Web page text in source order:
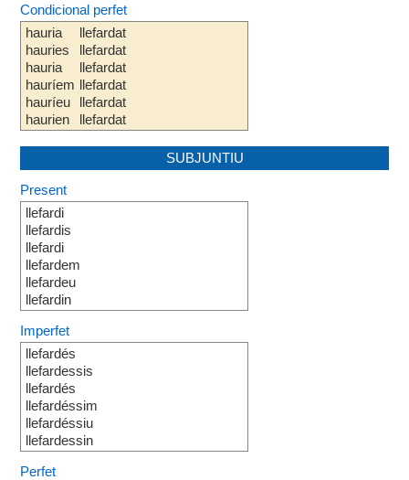
Condicional perfet
hauria
hauries
hauria
hauríem
hauríeu
haurien
llefardat
llefardat
llefardat
llefardat
llefardat
llefardat
SUBJUNTIU
Present
llefardi
llefardis
llefardi
llefardem
llefardeu
llefardin
Imperfet
llefardés
llefardessis
llefardés
llefardéssim
llefardéssiu
llefardessin
Perfet